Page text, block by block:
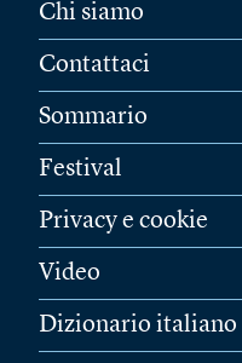
Chi siamo
Contattaci
Sommario
Festival
Privacy e cookie
Video
Dizionario italiano